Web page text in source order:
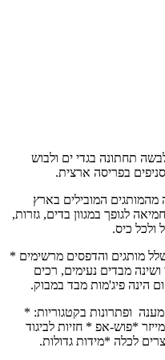
תחתונה בגדי ים ולבוש
המובילים בארץ
לגופך במגוון בדים, גזרות,
ולכל כיס.
מותגים והדפסים מרשימים *
מבדים נעימים, רכים
הינה פיג'מות מבד במבוק.
ופתרונות בקטגוריות:
*
*פוש-אפ * חזיות לביגוד
לכלה *מידות גדולות.